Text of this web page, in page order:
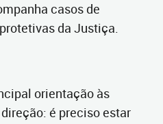
casos de
da Justiça.
orientação às
é preciso estar